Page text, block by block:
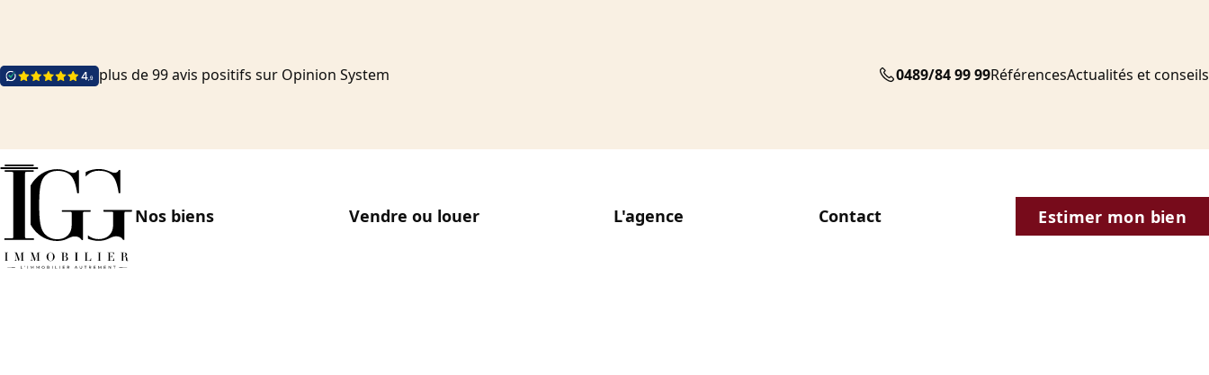
plus de 99 avis positifs sur Opinion System 0489/84 99 99RéférencesActualités et conseils
Nos biens Vendre ou louer L'agence Contact Estimer mon bien